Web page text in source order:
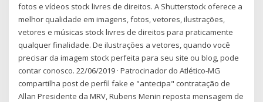
fotos e vídeos stock livres de direitos. A Shutterstock oferece a
melhor qualidade em imagens, fotos, vetores, ilustrações,
vetores e músicas stock livres de direitos para praticamente
qualquer finalidade. De ilustrações a vetores, quando você
precisar da imagem stock perfeita para seu site ou blog, pode
contar conosco. 22/06/2019 · Patrocinador do Atlético-MG
compartilha post de perfil fake e "antecipa" contratação de
Allan Presidente da MRV, Rubens Menin reposta mensagem de